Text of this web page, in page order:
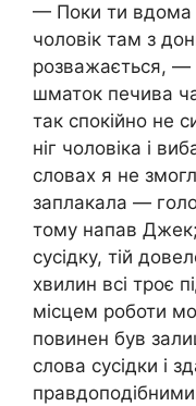
— Поки ти вдома
чоловік там з
розважається, —
шматок печива
так спокійно не
ніг чоловіка і
словах я не
заплакала —
тому напав
сусідку, тій
хвилин всі троє
місцем роботи
повинен був
слова сусідки і